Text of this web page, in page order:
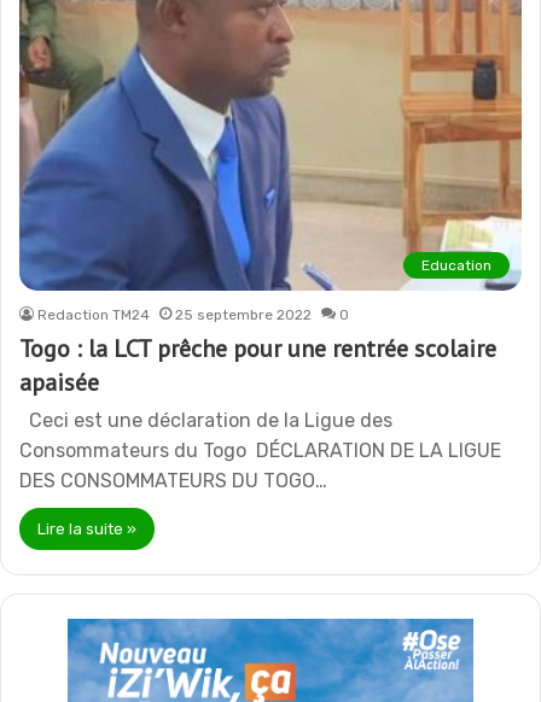
Education
Redaction TM24 25 septembre 2022 0
Togo : la LCT prêche pour une rentrée scolaire
apaisée
Ceci est une déclaration de la Ligue des
Consommateurs du Togo DÉCLARATION DE LA LIGUE
DES CONSOMMATEURS DU TOGO…
Lire la suite »